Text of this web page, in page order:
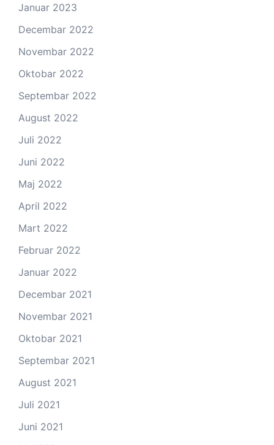
Januar 2023
Decembar 2022
Novembar 2022
Oktobar 2022
Septembar 2022
August 2022
Juli 2022
Juni 2022
Maj 2022
April 2022
Mart 2022
Februar 2022
Januar 2022
Decembar 2021
Novembar 2021
Oktobar 2021
Septembar 2021
August 2021
Juli 2021
Juni 2021